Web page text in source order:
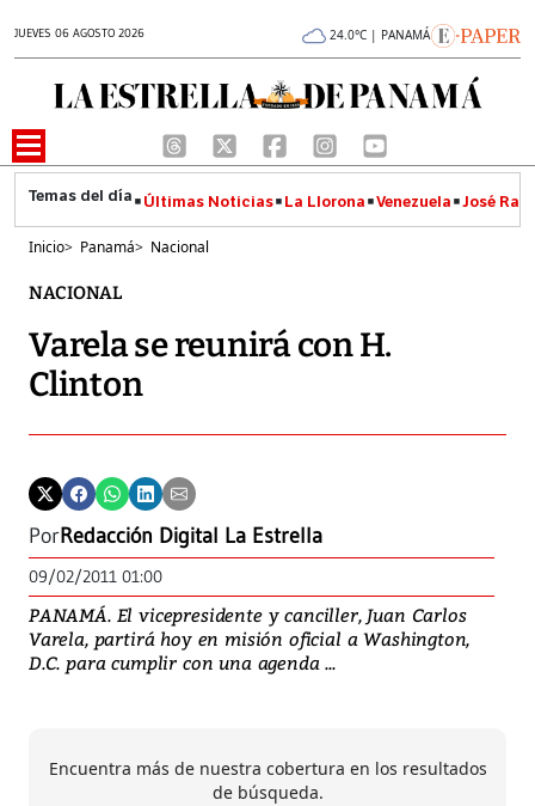
JUEVES 06 AGOSTO 2026 24.0°C | PANAMÁ
Últimas Noticias La Llorona Venezuela José
Inicio> Panamá> Nacional
NACIONAL
Varela se reunirá con H.
Clinton
PorRedacción Digital La Estrella
09/02/2011 01:00
PANAMÁ. El vicepresidente y canciller, Juan Carlos
Varela, partirá hoy en misión oficial a Washington,
D.C. para cumplir con una agenda ...
Encuentra más de nuestra cobertura en los resultados
de búsqueda.